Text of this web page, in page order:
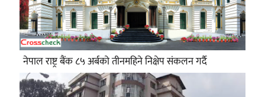
नेपाल राष्ट्र बैंक ८५ अर्बको तीनमहिने निक्षेप संकलन गर्दै